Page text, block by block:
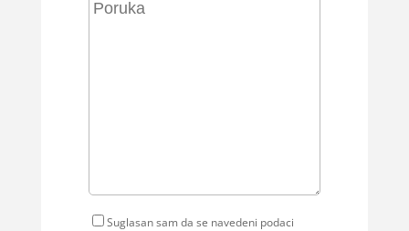
Suglasan sam da se navedeni podaci